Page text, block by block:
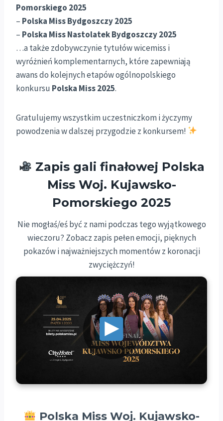
Pomorskiego 2025
– Polska Miss Bydgoszczy 2025
– Polska Miss Nastolatek Bydgoszczy 2025
…a także zdobywczynie tytułów wicemiss i
wyróżnień komplementarnych, które zapewniają
awans do kolejnych etapów ogólnopolskiego
konkursu Polska Miss 2025.
Gratulujemy wszystkim uczestniczkom i życzymy
powodzenia w dalszej przygodzie z konkursem!
Zapis gali finałowej Polska
Miss Woj. Kujawsko-
Pomorskiego 2025
Nie mogłaś/eś być z nami podczas tego wyjątkowego
wieczoru? Zobacz zapis pełen emocji, pięknych
pokazów i najważniejszych momentów z koronacji
zwyciężczyń!
Polska Miss Woj. Kujawsko-